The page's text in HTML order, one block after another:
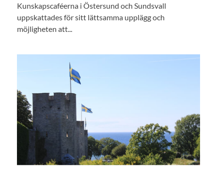
Kunskapscaféerna i Östersund och Sundsvall
uppskattades för sitt lättsamma upplägg och
möjligheten att...